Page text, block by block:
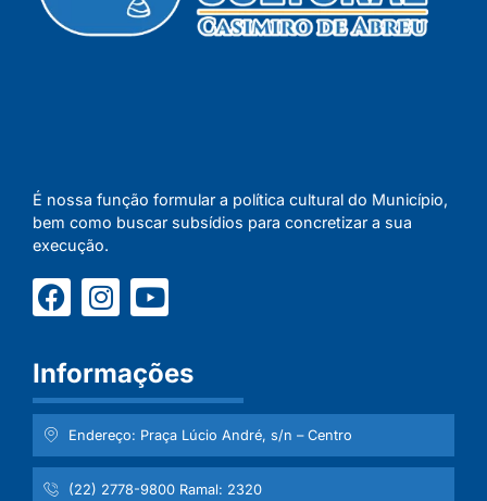
É nossa função formular a política cultural do Município,
bem como buscar subsídios para concretizar a sua
execução.
Informações
Endereço: Praça Lúcio André, s/n – Centro
(22) 2778-9800 Ramal: 2320